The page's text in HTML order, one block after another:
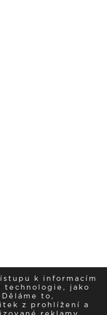
k informacím
technologie, jako
to,
z prohlížení a